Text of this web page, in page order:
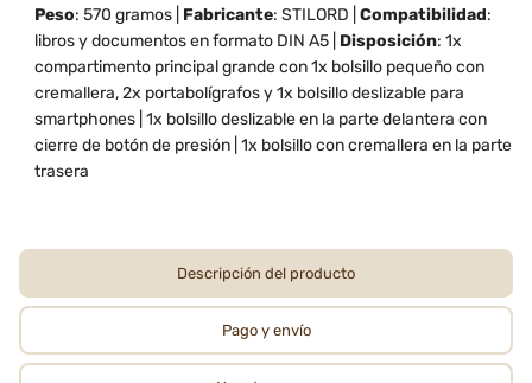
Peso: 570 gramos | Fabricante: STILORD | Compatibilidad:
libros y documentos en formato DIN A5 | Disposición: 1x
compartimento principal grande con 1x bolsillo pequeño con
cremallera, 2x portabolígrafos y 1x bolsillo deslizable para
smartphones | 1x bolsillo deslizable en la parte delantera con
cierre de botón de presión | 1x bolsillo con cremallera en la parte
trasera
Descripción del producto
Pago y envío